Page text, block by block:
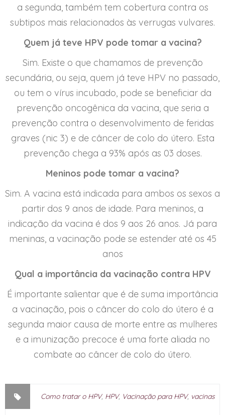
a segunda, também tem cobertura contra os
subtipos mais relacionados às verrugas vulvares.
Quem já teve HPV pode tomar a vacina?
Sim. Existe o que chamamos de prevenção
secundária, ou seja, quem já teve HPV no passado,
ou tem o vírus incubado, pode se beneficiar da
prevenção oncogênica da vacina, que seria a
prevenção contra o desenvolvimento de feridas
graves (nic 3) e de câncer de colo do útero. Esta
prevenção chega a 93% após as 03 doses.
Meninos pode tomar a vacina?
Sim. A vacina está indicada para ambos os sexos a
partir dos 9 anos de idade. Para meninos, a
indicação da vacina é dos 9 aos 26 anos. Já para
meninas, a vacinação pode se estender até os 45
anos
Qual a importância da vacinação contra HPV
É importante salientar que é de suma importância
a vacinação, pois o câncer do colo do útero é a
segunda maior causa de morte entre as mulheres
e a imunização precoce é uma forte aliada no
combate ao câncer de colo do útero.
Como tratar o HPV, HPV, Vacinação para HPV, vacinas